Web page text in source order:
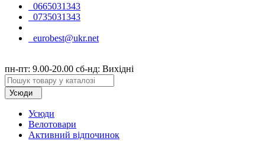
0665031343
0735031343
eurobest@ukr.net
пн-пт: 9.00-20.00 сб-нд: Вихідні
Усюди
Усюди
Велотовари
Активний відпочинок